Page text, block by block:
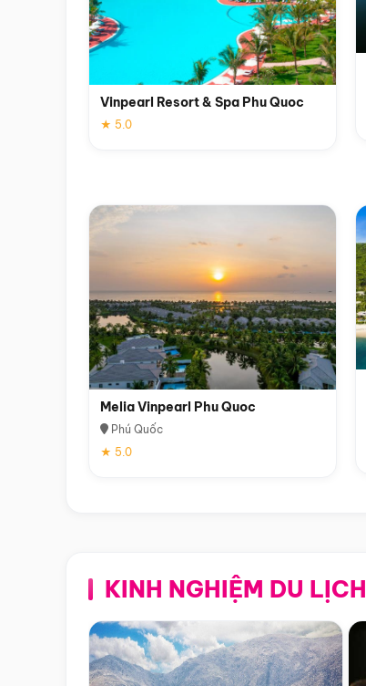
Vinpearl Resort & Spa Phu Quoc
★ 5.0
Melia Vinpearl Phu Quoc
Phú Quốc
★ 5.0
KINH NGHIỆM DU LỊCH